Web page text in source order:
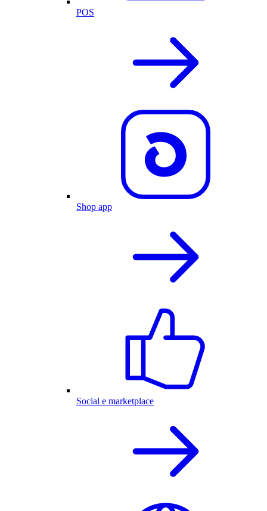
POS
Shop app
Social e marketplace